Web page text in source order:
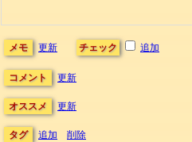
メモ 更新 チェック 追加
コメント 更新
オススメ 更新
タグ 追加 削除